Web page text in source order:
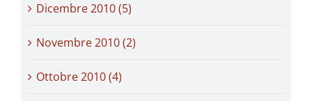
Dicembre 2010 (5)
Novembre 2010 (2)
Ottobre 2010 (4)